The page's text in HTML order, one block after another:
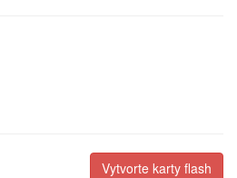
Vytvorte karty flash